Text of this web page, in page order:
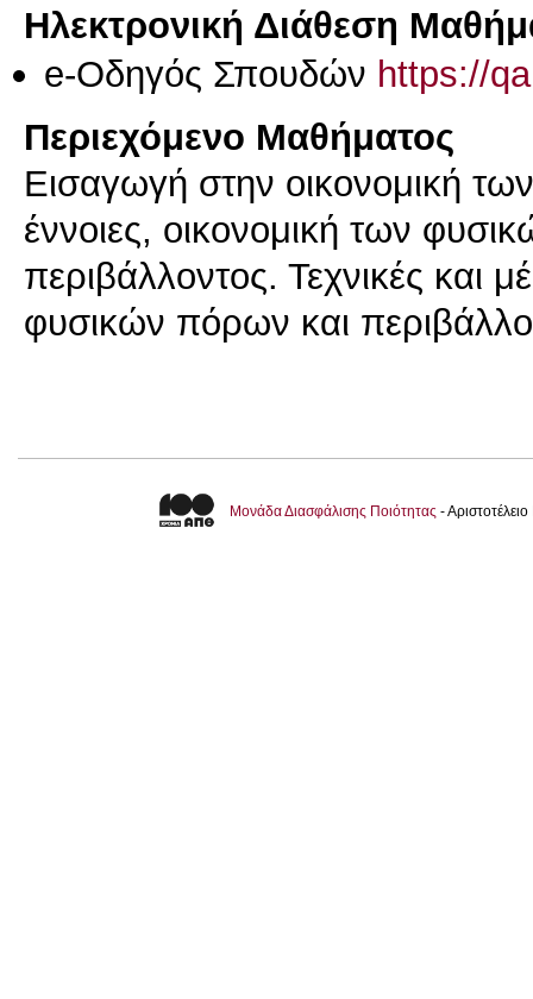
Ηλεκτρονική Διάθεση
e-Οδηγός Σπουδών https://
Περιεχόμενο Μαθήματος
Εισαγωγή στην οικονομική
έννοιες, οικονομική των
περιβάλλοντος. Τεχνικές και
φυσικών πόρων και
Μονάδα Διασφάλισης Ποιότητας -